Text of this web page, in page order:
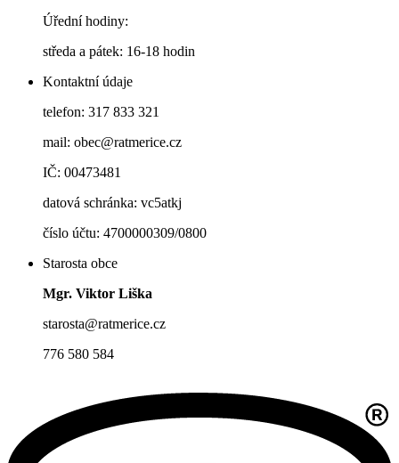
Úřední hodiny:
středa a pátek: 16-18 hodin
Kontaktní údaje
telefon: 317 833 321
mail: obec@ratmerice.cz
IČ: 00473481
datová schránka: vc5atkj
číslo účtu: 4700000309/0800
Starosta obce
Mgr. Viktor Liška
starosta@ratmerice.cz
776 580 584